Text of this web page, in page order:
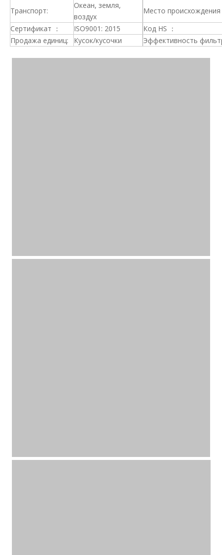
Транспорт:
Океан, земля,
воздух
Место происхождения
Сертификат ：
ISO9001: 2015
Код HS ：
Продажа единиц:
Кусок/кусочки Эффективность